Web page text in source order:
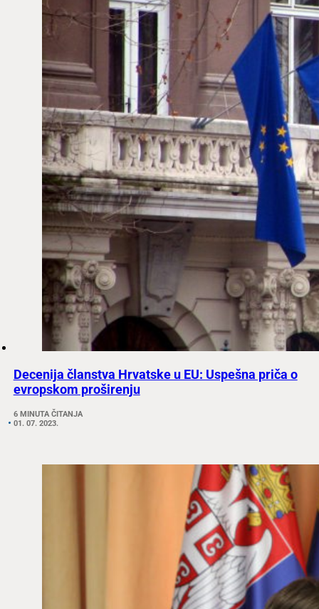
Decenija članstva Hrvatske u EU: Uspešna priča o
evropskom proširenju
6 MINUTA ČITANJA
01. 07. 2023.